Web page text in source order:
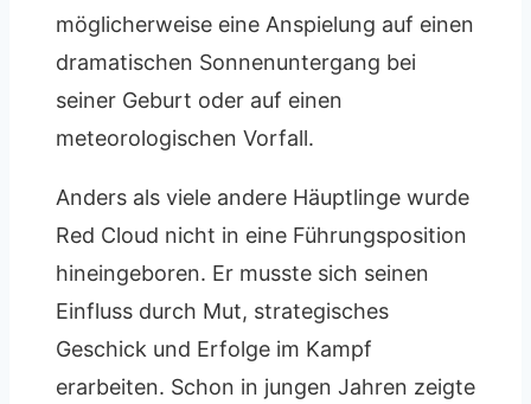
möglicherweise eine Anspielung auf einen
dramatischen Sonnenuntergang bei
seiner Geburt oder auf einen
meteorologischen Vorfall.
Anders als viele andere Häuptlinge wurde
Red Cloud nicht in eine Führungsposition
hineingeboren. Er musste sich seinen
Einfluss durch Mut, strategisches
Geschick und Erfolge im Kampf
erarbeiten. Schon in jungen Jahren zeigte